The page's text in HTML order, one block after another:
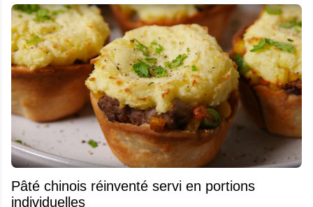
Pâté chinois réinventé servi en portions
individuelles